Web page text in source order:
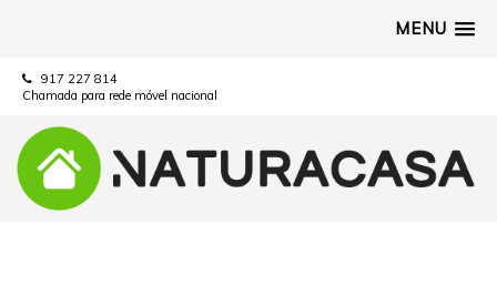
MENU
917 227 814
Chamada para rede móvel nacional